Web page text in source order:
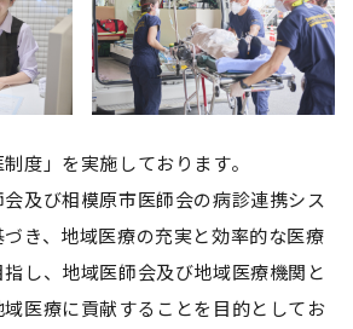
度」を実施しております。
及び相模原市医師会の病診連携シス
き、地域医療の充実と効率的な医療
し、地域医師会及び地域医療機関と
医療に貢献することを目的としてお